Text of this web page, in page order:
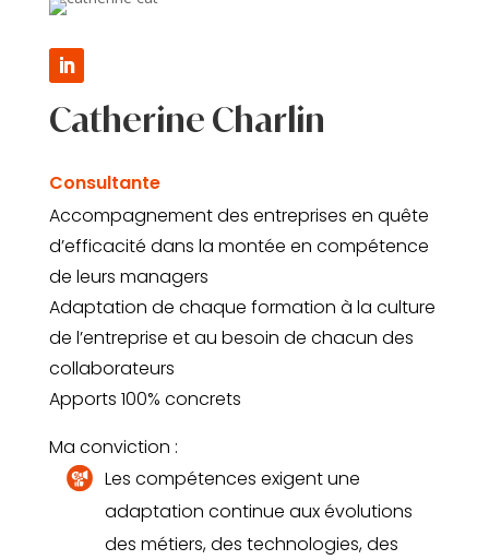
Catherine Charlin
Consultante
Accompagnement des entreprises en quête
d’efficacité dans la montée en compétence
de leurs managers
Adaptation de chaque formation à la culture
de l’entreprise et au besoin de chacun des
collaborateurs
Apports 100% concrets
Ma conviction :
Les compétences exigent une
adaptation continue aux évolutions
des métiers, des technologies, des